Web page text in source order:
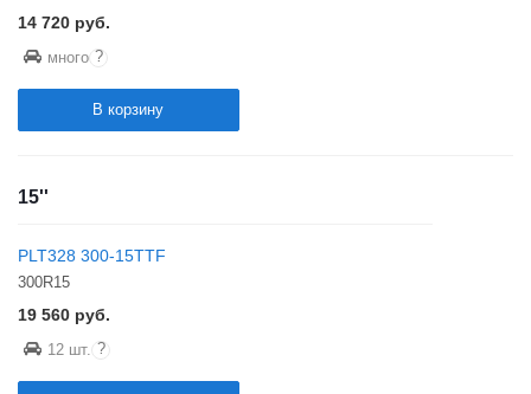
14 720 руб.
много ?
В корзину
15''
PLT328 300-15TTF
300R15
19 560 руб.
12 шт. ?